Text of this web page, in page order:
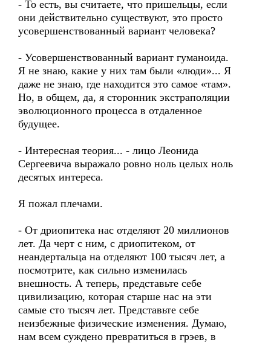
- То есть, вы считаете, что пришельцы, если
они действительно существуют, это просто
усовершенствованный вариант человека?
- Усовершенствованный вариант гуманоида.
Я не знаю, какие у них там были «люди»... Я
даже не знаю, где находится это самое «там».
Но, в общем, да, я сторонник экстраполяции
эволюционного процесса в отдаленное
будущее.
- Интересная теория... - лицо Леонида
Сергеевича выражало ровно ноль целых ноль
десятых интереса.
Я пожал плечами.
- От дриопитека нас отделяют 20 миллионов
лет. Да черт с ним, с дриопитеком, от
неандертальца на отделяют 100 тысяч лет, а
посмотрите, как сильно изменилась
внешность. А теперь, представьте себе
цивилизацию, которая старше нас на эти
самые сто тысяч лет. Представьте себе
неизбежные физические изменения. Думаю,
нам всем суждено превратиться в грэев, в